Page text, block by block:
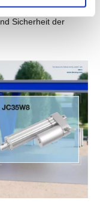
die Sanitärarbeit.
Sicherheit der